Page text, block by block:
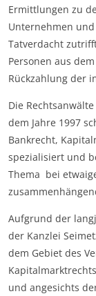
Ermittlungen zu
Unternehmen
Tatverdacht
Personen aus
Rückzahlung der
Die
dem Jahre 1997
Bankrecht,
spezialisiert und
Thema bei
Aufgrund der
der Kanzlei
dem Gebiet des
und angesichts